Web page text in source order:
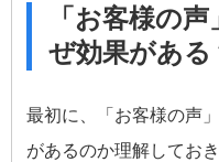
「お客様の
ぜ効果がある
最初に、「お客様の声
があるのか理解しておき